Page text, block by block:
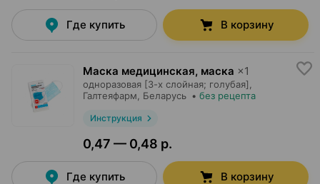
Где купить В корзину
Маска медицинская, маска ×1
одноразовая [3-х слойная; голубая],
Галтеяфарм , Беларусь • без рецепта
Инструкция
0,47 — 0,48 р.
Где купить В корзину